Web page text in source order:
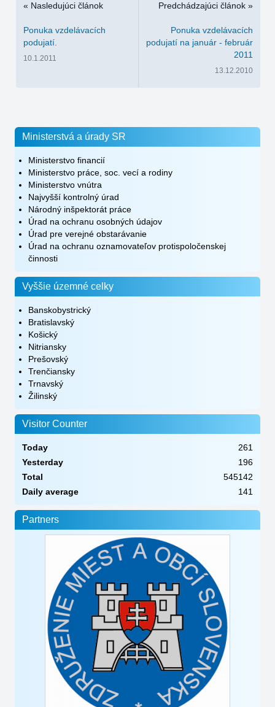
Ministerstvá a úrady SR
Ministerstvo financií
Ministerstvo práce, soc. vecí a rodiny
Ministerstvo vnútra
Najvyšší kontrolný úrad
Národný inšpektorát práce
Úrad na ochranu osobných údajov
Úrad pre verejné obstarávanie
Úrad na ochranu oznamovateľov protispoločenskej
činnosti
Vyššie územné celky
Banskobystrický
Bratislavský
Košický
Nitriansky
Prešovský
Trenčiansky
Trnavský
Žilinský
Visitor Counter
Today
261
Yesterday
196
Total
545142
Daily average
141
« Nasledujúci článok
Ponuka vzdelávacích
podujatí.
10.1.2011
Predchádzajúci článok »
Ponuka vzdelávacích
podujatí na január - február
2011
13.12.2010
Partners